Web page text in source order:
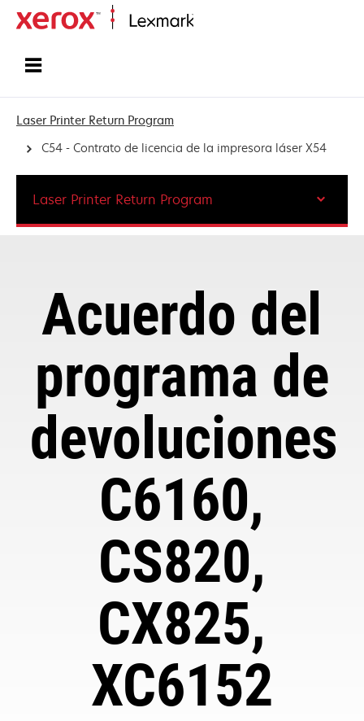
Laser Printer Return Program
C54 - Contrato de licencia de la impresora láser X54
Acuerdo del
programa de
devoluciones
C6160,
CS820,
CX825,
XC6152
Laser Printer Return Program